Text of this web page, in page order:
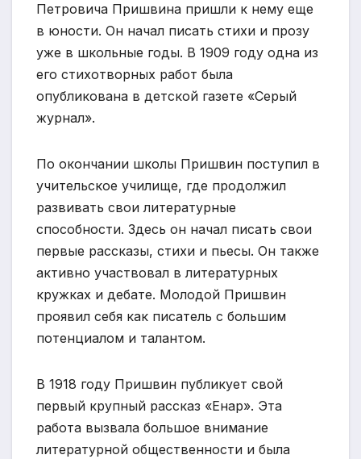
Петровича Пришвина пришли к нему еще
в юности. Он начал писать стихи и прозу
уже в школьные годы. В 1909 году одна из
его стихотворных работ была
опубликована в детской газете «Серый
журнал».
По окончании школы Пришвин поступил в
учительское училище, где продолжил
развивать свои литературные
способности. Здесь он начал писать свои
первые рассказы, стихи и пьесы. Он также
активно участвовал в литературных
кружках и дебате. Молодой Пришвин
проявил себя как писатель с большим
потенциалом и талантом.
В 1918 году Пришвин публикует свой
первый крупный рассказ «Енар». Эта
работа вызвала большое внимание
литературной общественности и была